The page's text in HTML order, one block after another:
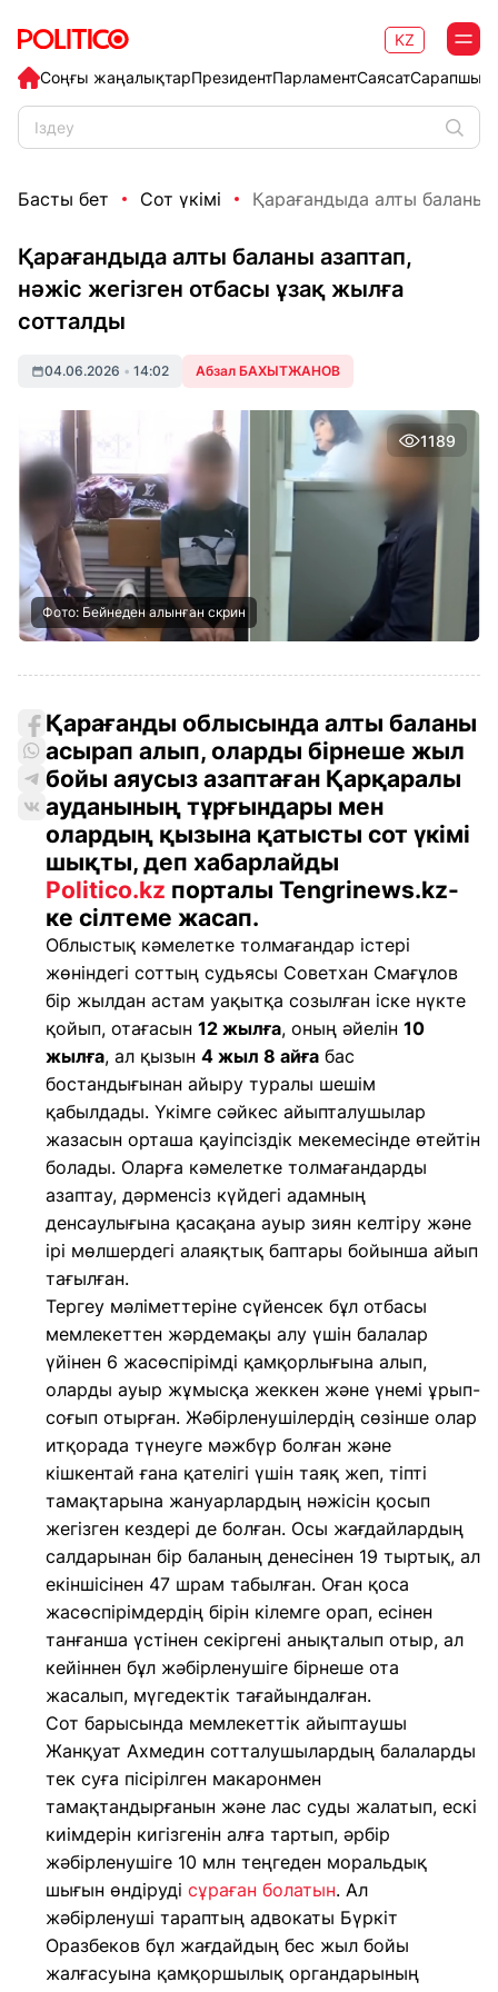
Соңғы жаңалықтарПрезидентПарламентСаясат
KZ
Басты бет Сот үкімі Қарағандыда алты баланы
Қарағандыда алты баланы азаптап,
нәжіс жегізген отбасы ұзақ жылға
сотталды
04.06.2026 • 14:02 Абзал БАХЫТЖАНОВ
1189
Фото: Бейнеден алынған скрин
Қарағанды облысында алты баланы
асырап алып, оларды бірнеше жыл
бойы аяусыз азаптаған Қарқаралы
ауданының тұрғындары мен
олардың қызына қатысты сот үкімі
шықты, деп хабарлайды
Politico.kz порталы Tengrinews.kz-
ке сілтеме жасап.
Облыстық кәмелетке толмағандар істері
жөніндегі соттың судьясы Советхан Смағұлов
бір жылдан астам уақытқа созылған іске нүкте
қойып, отағасын 12 жылға, оның әйелін 10
жылға, ал қызын 4 жыл 8 айға бас
бостандығынан айыру туралы шешім
қабылдады. Үкімге сәйкес айыпталушылар
жазасын орташа қауіпсіздік мекемесінде өтейтін
болады. Оларға кәмелетке толмағандарды
азаптау, дәрменсіз күйдегі адамның
денсаулығына қасақана ауыр зиян келтіру және
ірі мөлшердегі алаяқтық баптары бойынша айып
тағылған.
Тергеу мәліметтеріне сүйенсек бұл отбасы
мемлекеттен жәрдемақы алу үшін балалар
үйінен 6 жасөспірімді қамқорлығына алып,
оларды ауыр жұмысқа жеккен және үнемі ұрып-
соғып отырған. Жәбірленушілердің сөзінше олар
итқорада түнеуге мәжбүр болған және
кішкентай ғана қателігі үшін таяқ жеп, тіпті
тамақтарына жануарлардың нәжісін қосып
жегізген кездері де болған. Осы жағдайлардың
салдарынан бір баланың денесінен 19 тыртық, ал
екіншісінен 47 шрам табылған. Оған қоса
жасөспірімдердің бірін кілемге орап, есінен
танғанша үстінен секіргені анықталып отыр, ал
кейіннен бұл жәбірленушіге бірнеше ота
жасалып, мүгедектік тағайындалған.
Сот барысында мемлекеттік айыптаушы
Жанқуат Ахмедин сотталушылардың балаларды
тек суға пісірілген макаронмен
тамақтандырғанын және лас суды жалатып, ескі
киімдерін кигізгенін алға тартып, әрбір
жәбірленушіге 10 млн теңгеден моральдық
шығын өндіруді сұраған болатын. Ал
жәбірленуші тараптың адвокаты Бүркіт
Оразбеков бұл жағдайдың бес жыл бойы
жалғасуына қамқоршылық органдарының